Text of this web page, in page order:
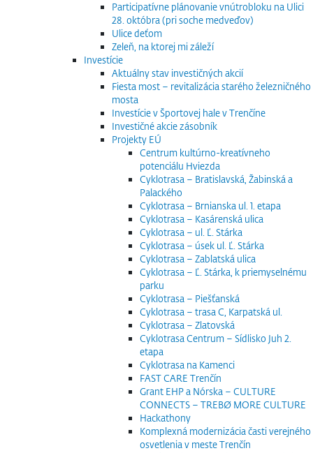
Participatívne plánovanie vnútrobloku na Ulici
28. októbra (pri soche medveďov)
Ulice deťom
Zeleň, na ktorej mi záleží
Investície
Aktuálny stav investičných akcií
Fiesta most – revitalizácia starého železničného
mosta
Investície v Športovej hale v Trenčíne
Investičné akcie zásobník
Projekty EÚ
Centrum kultúrno-kreatívneho
potenciálu Hviezda
Cyklotrasa – Bratislavská, Žabinská a
Palackého
Cyklotrasa – Brnianska ul. 1. etapa
Cyklotrasa – Kasárenská ulica
Cyklotrasa – ul. Ľ. Stárka
Cyklotrasa – úsek ul. Ľ. Stárka
Cyklotrasa – Zablatská ulica
Cyklotrasa – Ľ. Stárka, k priemyselnému
parku
Cyklotrasa – Piešťanská
Cyklotrasa – trasa C, Karpatská ul.
Cyklotrasa – Zlatovská
Cyklotrasa Centrum – Sídlisko Juh 2.
etapa
Cyklotrasa na Kamenci
FAST CARE Trenčín
Grant EHP a Nórska – CULTURE
CONNECTS – TREBØ MORE CULTURE
Hackathony
Komplexná modernizácia časti verejného
osvetlenia v meste Trenčín